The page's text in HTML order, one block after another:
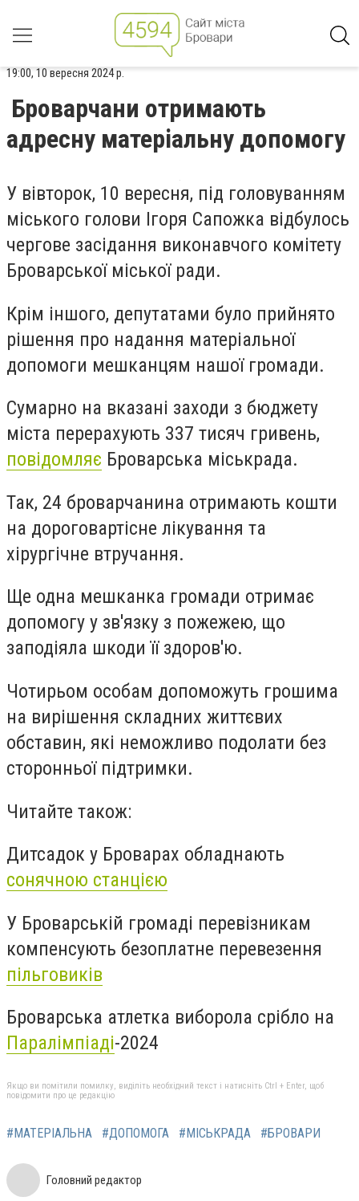
19:00, 10 вересня 2024 р.
Броварчани отримають
адресну матеріальну допомогу
У вівторок, 10 вересня, під головуванням
міського голови Ігоря Сапожка відбулось
чергове засідання виконавчого комітету
Броварської міської ради.
Крім іншого, депутатами було прийнято
рішення про надання матеріальної
допомоги мешканцям нашої громади.
Сумарно на вказані заходи з бюджету
міста перерахують 337 тисяч гривень,
повідомляє Броварська міськрада.
Так, 24 броварчанина отримають кошти
на дороговартісне лікування та
хірургічне втручання.
Ще одна мешканка громади отримає
допомогу у зв'язку з пожежею, що
заподіяла шкоди її здоров'ю.
Чотирьом особам допоможуть грошима
на вирішення складних життєвих
обставин, які неможливо подолати без
сторонньої підтримки.
Читайте також:
Дитсадок у Броварах обладнають
сонячною станцією
У Броварській громаді перевізникам
компенсують безоплатне перевезення
пільговиків
Броварська атлетка виборола срібло на
Паралімпіаді-2024
Якщо ви помітили помилку, виділіть необхідний текст і натисніть Ctrl + Enter, щоб
повідомити про це редакцію
#МАТЕРІАЛЬНА #ДОПОМОГА #МІСЬКРАДА #БРОВАРИ
Головний редактор